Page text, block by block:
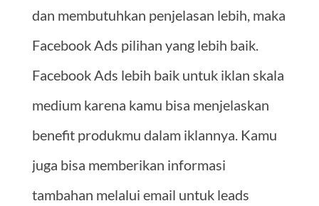
dan membutuhkan penjelasan lebih, maka
Facebook Ads pilihan yang lebih baik.
Facebook Ads lebih baik untuk iklan skala
medium karena kamu bisa menjelaskan
benefit produkmu dalam iklannya. Kamu
juga bisa memberikan informasi
tambahan melalui email untuk leads